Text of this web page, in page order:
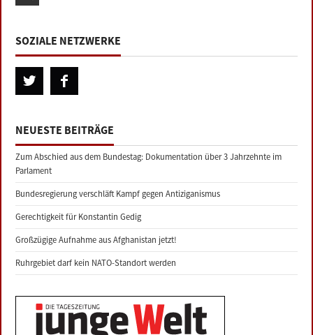
SOZIALE NETZWERKE
NEUESTE BEITRÄGE
Zum Abschied aus dem Bundestag: Dokumentation über 3 Jahrzehnte im
Parlament
Bundesregierung verschläft Kampf gegen Antiziganismus
Gerechtigkeit für Konstantin Gedig
Großzügige Aufnahme aus Afghanistan jetzt!
Ruhrgebiet darf kein NATO-Standort werden